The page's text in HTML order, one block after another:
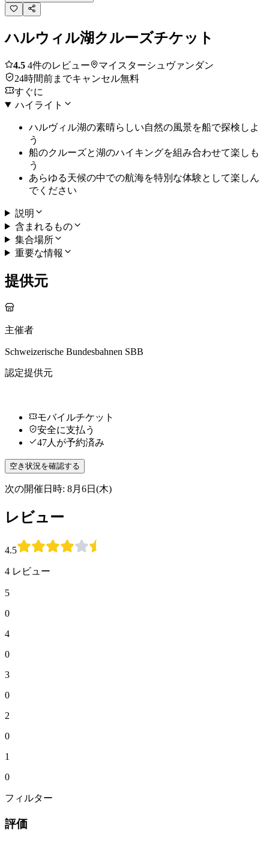
ハルウィル湖クルーズチケット
4.5 4件のレビュー
マイスターシュヴァンダン
24時間前までキャンセル無料
すぐに
ハイライト
ハルヴィル湖の素晴らしい自然の風景を船で探検しよ
う
船のクルーズと湖のハイキングを組み合わせて楽しも
う
あらゆる天候の中での航海を特別な体験として楽しん
でください
説明
含まれるもの
集合場所
重要な情報
提供元
主催者
Schweizerische Bundesbahnen SBB
認定提供元
モバイルチケット
安全に支払う
47人が予約済み
空き状況を確認する
次の開催日時: 8月6日(木)
レビュー
4.5
4 レビュー
5
0
4
0
3
0
2
0
1
0
フィルター
評価